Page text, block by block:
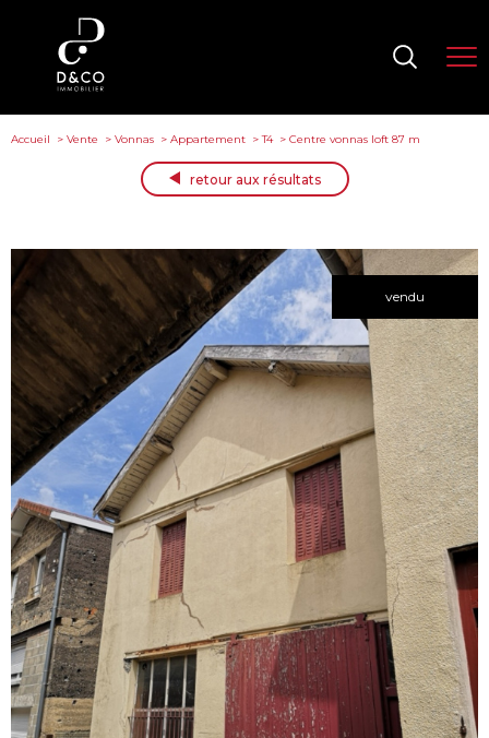
Accueil Vente Vonnas Appartement T4 Centre vonnas loft 87 m
retour aux résultats
vendu